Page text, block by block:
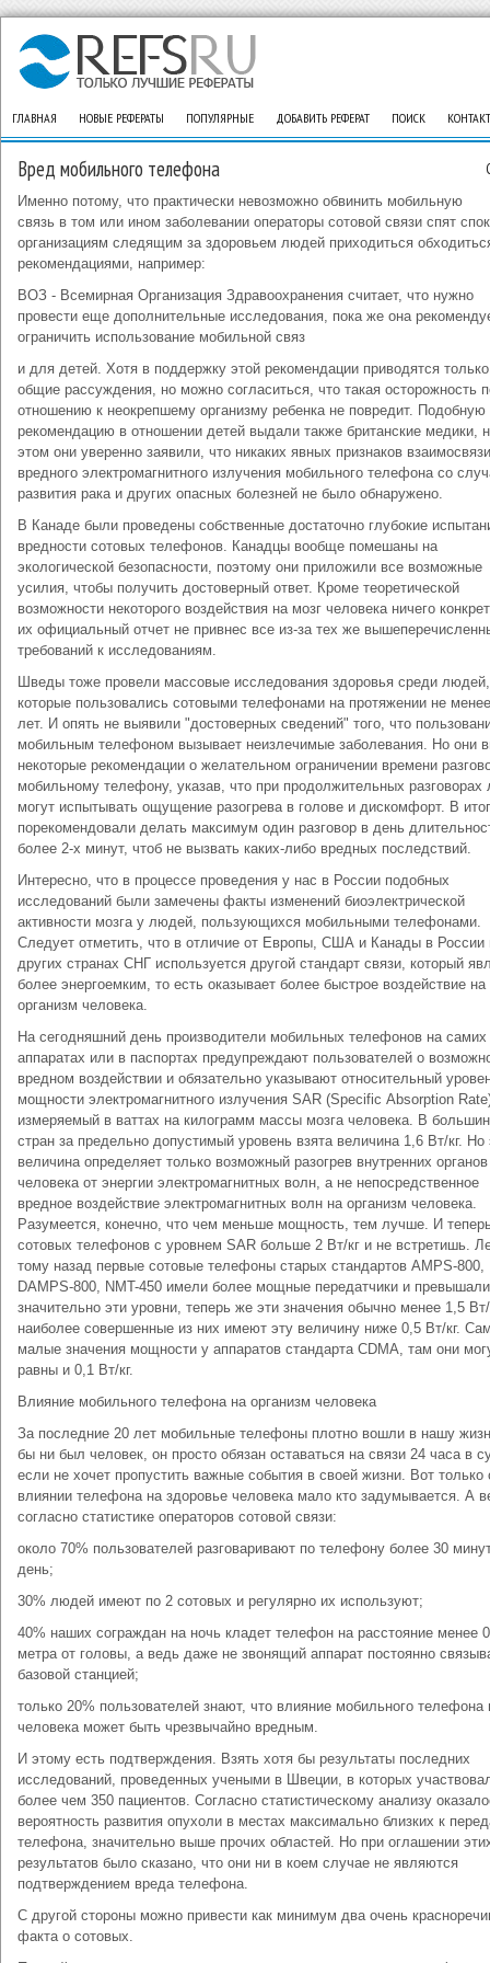
ГЛАВНАЯ НОВЫЕ РЕФЕРАТЫ ПОПУЛЯРНЫЕ ДОБАВИТЬ РЕФЕРАТ ПОИСК
Вред мобильного телефона
Именно потому, что практически невозможно обвинить мобильную
связь в том или ином заболевании операторы сотовой связи спят
организациям следящим за здоровьем людей приходиться
рекомендациями, например:
ВОЗ - Всемирная Организация Здравоохранения считает, что нужно
провести еще дополнительные исследования, пока же она
ограничить использование мобильной связ
и для детей. Хотя в поддержку этой рекомендации приводятся
общие рассуждения, но можно согласиться, что такая осторожность
отношению к неокрепшему организму ребенка не повредит. Подобную
рекомендацию в отношении детей выдали также британские медики,
этом они уверенно заявили, что никаких явных признаков взаимосвязи
вредного электромагнитного излучения мобильного телефона со
развития рака и других опасных болезней не было обнаружено.
В Канаде были проведены собственные достаточно глубокие
вредности сотовых телефонов. Канадцы вообще помешаны на
экологической безопасности, поэтому они приложили все возможные
усилия, чтобы получить достоверный ответ. Кроме теоретической
возможности некоторого воздействия на мозг человека ничего
их официальный отчет не привнес все из-за тех же
требований к исследованиям.
Шведы тоже провели массовые исследования здоровья среди людей,
которые пользовались сотовыми телефонами на протяжении не
лет. И опять не выявили "достоверных сведений" того, что
мобильным телефоном вызывает неизлечимые заболевания. Но они
некоторые рекомендации о желательном ограничении времени
мобильному телефону, указав, что при продолжительных
могут испытывать ощущение разогрева в голове и дискомфорт. В
порекомендовали делать максимум один разговор в день
более 2-х минут, чтоб не вызвать каких-либо вредных последствий.
Интересно, что в процессе проведения у нас в России подобных
исследований были замечены факты изменений биоэлектрической
активности мозга у людей, пользующихся мобильными телефонами.
Следует отметить, что в отличие от Европы, США и Канады в России
других странах СНГ используется другой стандарт связи, который
более энергоемким, то есть оказывает более быстрое воздействие на
организм человека.
На сегодняшний день производители мобильных телефонов на самих
аппаратах или в паспортах предупреждают пользователей о
вредном воздействии и обязательно указывают относительный
мощности электромагнитного излучения SAR (Specifiс Absorption
измеряемый в ваттах на килограмм массы мозга человека. В
стран за предельно допустимый уровень взята величина 1,6 Вт/кг. Но
величина определяет только возможный разогрев внутренних органов
человека от энергии электромагнитных волн, а не непосредственное
вредное воздействие электромагнитных волн на организм человека.
Разумеется, конечно, что чем меньше мощность, тем лучше. И
сотовых телефонов с уровнем SAR больше 2 Вт/кг и не встретишь.
тому назад первые сотовые телефоны старых стандартов AMPS-800,
DAMPS-800, NMT-450 имели более мощные передатчики и превышали
значительно эти уровни, теперь же эти значения обычно менее 1,5 Вт/
наиболее совершенные из них имеют эту величину ниже 0,5 Вт/кг.
малые значения мощности у аппаратов стандарта CDMА, там они
равны и 0,1 Вт/кг.
Влияние мобильного телефона на организм человека
За последние 20 лет мобильные телефоны плотно вошли в нашу
бы ни был человек, он просто обязан оставаться на связи 24 часа в
если не хочет пропустить важные события в своей жизни. Вот только
влиянии телефона на здоровье человека мало кто задумывается. А
согласно статистике операторов сотовой связи:
около 70% пользователей разговаривают по телефону более 30
день;
30% людей имеют по 2 сотовых и регулярно их используют;
40% наших сограждан на ночь кладет телефон на расстояние менее
метра от головы, а ведь даже не звонящий аппарат постоянно
базовой станцией;
только 20% пользователей знают, что влияние мобильного телефона
человека может быть чрезвычайно вредным.
И этому есть подтверждения. Взять хотя бы результаты последних
исследований, проведенных учеными в Швеции, в которых
более чем 350 пациентов. Согласно статистическому анализу
вероятность развития опухоли в местах максимально близких к
телефона, значительно выше прочих областей. Но при оглашении
результатов было сказано, что они ни в коем случае не являются
подтверждением вреда телефона.
С другой стороны можно привести как минимум два очень
факта о сотовых.